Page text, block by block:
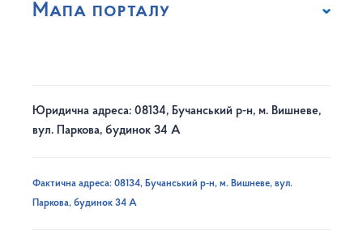
Мапа порталу
Юридична адреса: 08134, Бучанський р-н, м. Вишневе,
вул. Паркова, будинок 34 А
Фактична адреса: 08134, Бучанський р-н, м. Вишневе, вул.
Паркова, будинок 34 А